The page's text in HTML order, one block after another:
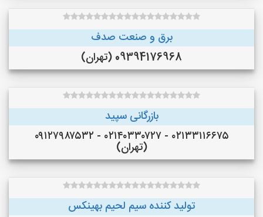
برق و صنعت صدف
09394176968 (تهران)
بازرگانی سپید
۰۲۱۳۳۱۱۶۶۷۵ - ۰۲۱۴۰۳۳۰۷۲۷ - ۰۹۱۲۷۹۸۷۵۳۲
(تهران)
تولید کننده سیم لحیم بهینکس